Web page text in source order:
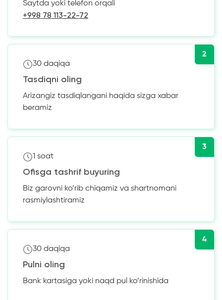
Saytda yoki telefon orqali
+998 78 113-22-72
2
30 daqiqa
Tasdiqni oling
Arizangiz tasdiqlangani haqida sizga xabar
beramiz
3
1 soat
Ofisga tashrif buyuring
Biz garovni ko’rib chiqamiz va shartnomani
rasmiylashtiramiz
4
30 daqiqa
Pulni oling
Bank kartasiga yoki naqd pul ko’rinishida